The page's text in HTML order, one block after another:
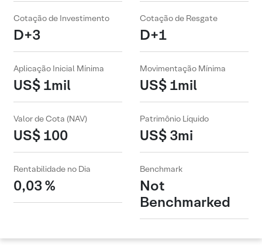
Cotação de Investimento
D+3
Cotação de Resgate
D+1
Aplicação Inicial Mínima
US$ 1mil
Movimentação Mínima
US$ 1mil
Valor de Cota (NAV)
US$ 100
Patrimônio Líquido
US$ 3mi
Rentabilidade no Dia
0,03 %
Benchmark
Not
Benchmarked